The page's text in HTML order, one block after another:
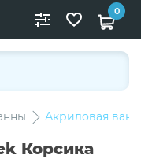
0
Акриловая
Корсика